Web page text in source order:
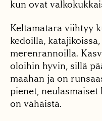
kun ovat
Keltamatara viihtyy
kedoilla,
merenrannoilla.
oloihin hyvin, sillä
maahan ja on
pienet,
on vähäistä.